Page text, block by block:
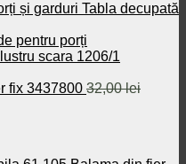
Tabla decupată
pentru porți
scara 1206/1
fix 3437800 32,00lei